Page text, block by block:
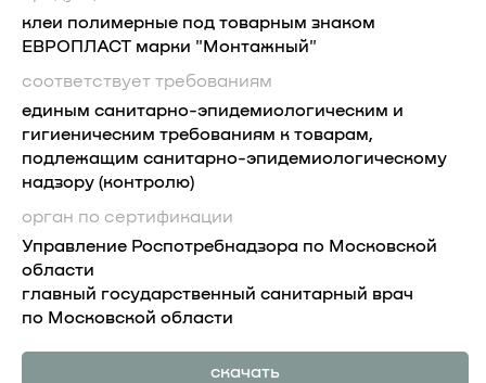
клеи полимерные под товарным знаком
ЕВРОПЛАСТ марки "Монтажный"
соответствует требованиям
единым санитарно-эпидемиологическим и
гигиеническим требованиям к товарам,
подлежащим санитарно-эпидемиологическому
надзору (контролю)
орган по сертификации
Управление Роспотребнадзора по Московской
области
главный государственный санитарный врач
по Московской области
скачать